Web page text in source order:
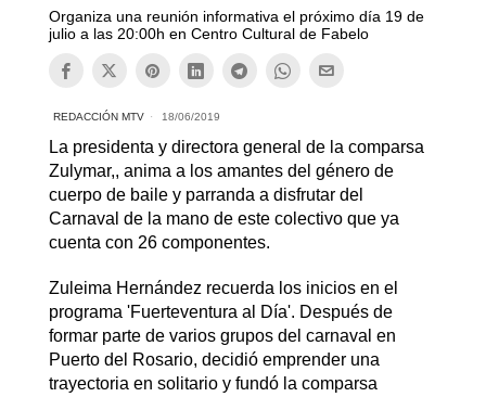
Organiza una reunión informativa el próximo día 19 de
julio a las 20:00h en Centro Cultural de Fabelo
REDACCIÓN MTV 18/06/2019
La presidenta y directora general de la comparsa
Zulymar,, anima a los amantes del género de
cuerpo de baile y parranda a disfrutar del
Carnaval de la mano de este colectivo que ya
cuenta con 26 componentes.
Zuleima Hernández recuerda los inicios en el
programa 'Fuerteventura al Día'. Después de
formar parte de varios grupos del carnaval en
Puerto del Rosario, decidió emprender una
trayectoria en solitario y fundó la comparsa